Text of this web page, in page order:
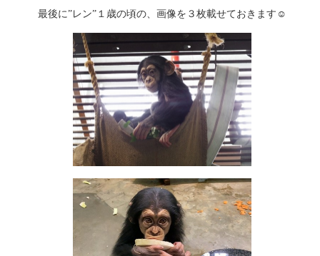
最後に”レン”１歳の頃の、画像を３枚載せておきます☺